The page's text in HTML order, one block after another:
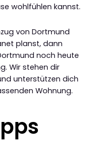
wohlfühlen kannst.
von Dortmund
planst, dann
noch heute
Wir stehen dir
unterstützen dich
Wohnung.